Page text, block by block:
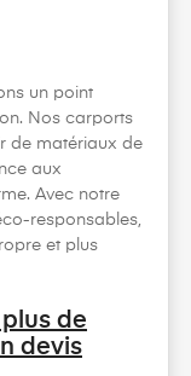
un point
Nos carports
de matériaux de
aux
Avec notre
responsables,
et plus
de
devis